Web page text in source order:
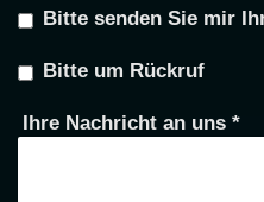
Bitte senden Sie mir
Bitte um Rückruf
Ihre Nachricht an uns*